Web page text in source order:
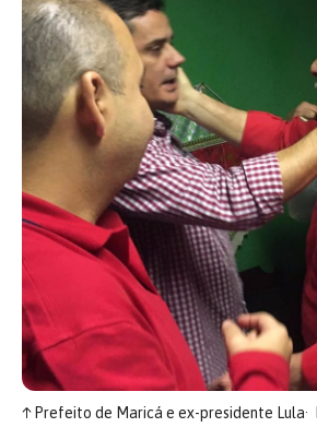
↑Prefeito de Maricá e ex-presidente Lula